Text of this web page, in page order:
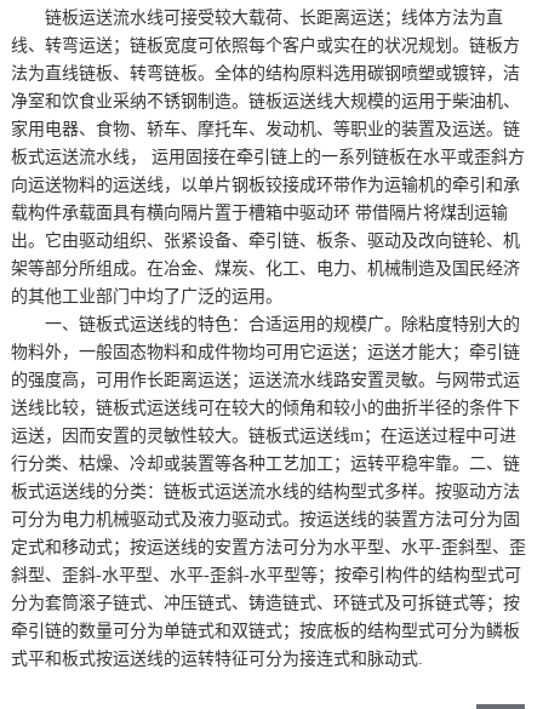
链板运送流水线可接受较大载荷、长距离运送；线体方法为直
线、转弯运送；链板宽度可依照每个客户或实在的状况规划。链板方
法为直线链板、转弯链板。全体的结构原料选用碳钢喷塑或镀锌，洁
净室和饮食业采纳不锈钢制造。链板运送线大规模的运用于柴油机、
家用电器、食物、轿车、摩托车、发动机、等职业的装置及运送。链
板式运送流水线， 运用固接在牵引链上的一系列链板在水平或歪斜方
向运送物料的运送线，以单片钢板铰接成环带作为运输机的牵引和承
载构件承载面具有横向隔片置于槽箱中驱动环 带借隔片将煤刮运输
出。它由驱动组织、张紧设备、牵引链、板条、驱动及改向链轮、机
架等部分所组成。在冶金、煤炭、化工、电力、机械制造及国民经济
的其他工业部门中均了广泛的运用。
一、链板式运送线的特色：合适运用的规模广。除粘度特别大的
物料外，一般固态物料和成件物均可用它运送；运送才能大；牵引链
的强度高，可用作长距离运送；运送流水线路安置灵敏。与网带式运
送线比较，链板式运送线可在较大的倾角和较小的曲折半径的条件下
运送，因而安置的灵敏性较大。链板式运送线m；在运送过程中可进
行分类、枯燥、冷却或装置等各种工艺加工；运转平稳牢靠。二、链
板式运送线的分类：链板式运送流水线的结构型式多样。按驱动方法
可分为电力机械驱动式及液力驱动式。按运送线的装置方法可分为固
定式和移动式；按运送线的安置方法可分为水平型、水平-歪斜型、歪
斜型、歪斜-水平型、水平-歪斜-水平型等；按牵引构件的结构型式可
分为套筒滚子链式、冲压链式、铸造链式、环链式及可拆链式等；按
牵引链的数量可分为单链式和双链式；按底板的结构型式可分为鳞板
式平和板式按运送线的运转特征可分为接连式和脉动式.